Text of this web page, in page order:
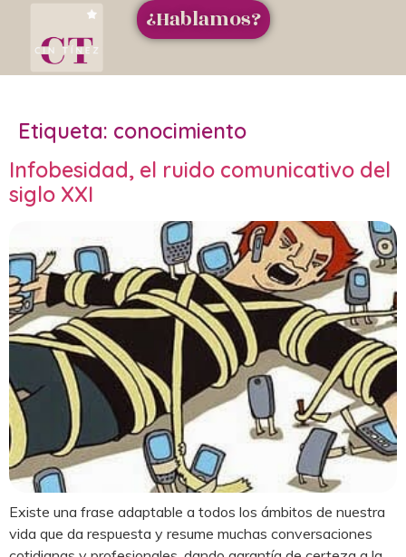
¿Hablamos?
Etiqueta: conocimiento
Infobesidad, el ruido comunicativo del
siglo XXI
Existe una frase adaptable a todos los ámbitos de nuestra
vida que da respuesta y resume muchas conversaciones